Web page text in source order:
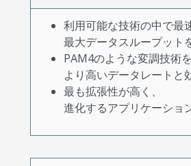
利用可能な技術の中で最
最大データスループット
PAM4のような変調技術を
より高いデータレートと
最も拡張性が高く、
進化するアプリケーショ